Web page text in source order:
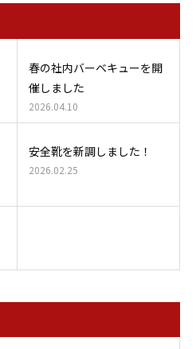
春の社内バーベキューを開
催しました
2026.04.10
安全靴を新調しました！
2026.02.25